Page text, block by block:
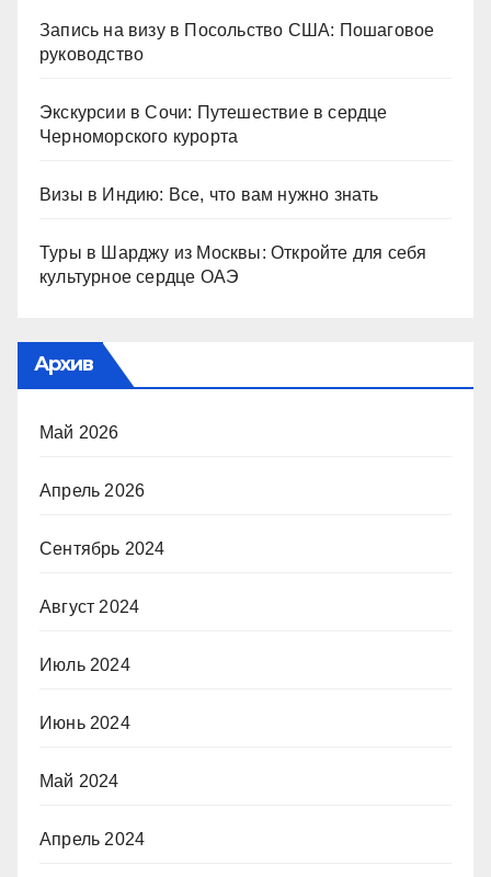
Запись на визу в Посольство США: Пошаговое
руководство
Экскурсии в Сочи: Путешествие в сердце
Черноморского курорта
Визы в Индию: Все, что вам нужно знать
Туры в Шарджу из Москвы: Откройте для себя
культурное сердце ОАЭ
Архив
Май 2026
Апрель 2026
Сентябрь 2024
Август 2024
Июль 2024
Июнь 2024
Май 2024
Апрель 2024